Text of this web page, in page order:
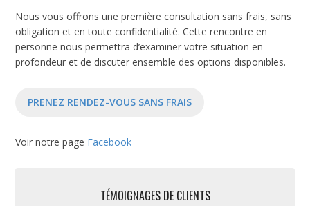
Nous vous offrons une première consultation sans frais, sans
obligation et en toute confidentialité. Cette rencontre en
personne nous permettra d’examiner votre situation en
profondeur et de discuter ensemble des options disponibles.
PRENEZ RENDEZ-VOUS SANS FRAIS
Voir notre page Facebook
TÉMOIGNAGES DE CLIENTS